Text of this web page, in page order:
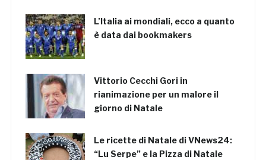
L’Italia ai mondiali, ecco a quanto
è data dai bookmakers
Vittorio Cecchi Gori in
rianimazione per un malore il
giorno di Natale
Le ricette di Natale di VNews24:
“Lu Serpe” e la Pizza di Natale